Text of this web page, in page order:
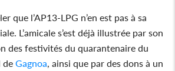
que l’AP13-LPG n’en est pas à sa
L’amicale s’est déjà illustrée par son
des festivités du quarantenaire du
deGagnoa, ainsi que par des dons à un